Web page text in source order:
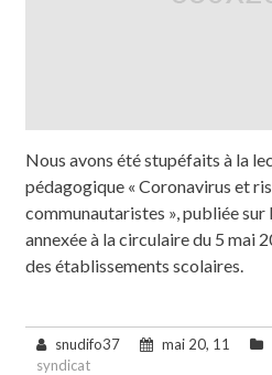
Nous avons été stupéfaits à la
pédagogique « Coronavirus et
communautaristes », publiée sur
annexée à la circulaire du 5 mai
des établissements scolaires.
snudifo37 mai 20, 11
syndicat